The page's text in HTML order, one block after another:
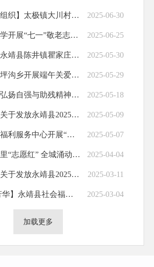
【优秀基层党组织】太极镇大川村党委：用心用情服务群众践初心 2025-06-30
永靖县大成中学开展“七一”敬老志愿服务活动 2025-06-25
【浓情端午】永靖县陈井镇瞿家庄村互助院：端午“家宴”暖民心 2025-05-30
【浓情端午】坪沟乡开展端午关爱老人活动 2025-05-29
全国助残日｜​弘扬自强与助残精神 凝聚团结奋进力量——永靖县残联开展全国助残日系列活动 2025-05-18
永靖县民政局关于发放永靖县2025年5月份城乡特困供养人员基本生活费和照料护理费的公示 2025-05-09
永靖县民政局福利服务中心开展“关爱老人 情暖夕阳” 郊游活动 2025-05-07
永靖：雷锋月里“志愿红” 全城涌动“文明风” 2025-04-04
永靖县民政局关于发放永靖县2025年3月份城乡特困供养人员基本生活费和照料护理费的公示 2025-03-11
【她力量 绽芳华】永靖县社会福利服务中心：15位女护工的61份温暖守护 2025-03-04
加载更多